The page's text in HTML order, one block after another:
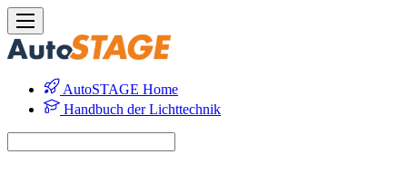
AutoSTAGE Home
Handbuch der Lichttechnik